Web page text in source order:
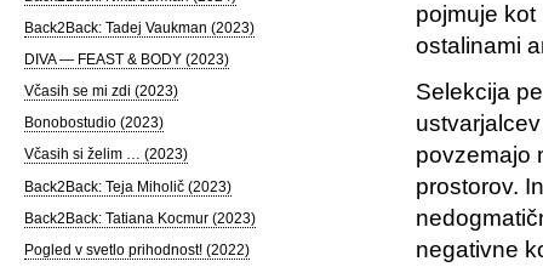
pojmuje
ostalinami
Selekcija
povzemajo
prostorov.
negativne
Back2Back: Tadej Vaukman (2023)
DIVA — FEAST & BODY (2023)
Včasih se mi zdi (2023)
Bonobostudio (2023)
Včasih si želim … (2023)
Back2Back: Teja Miholič (2023)
Back2Back: Tatiana Kocmur (2023)
Pogled v svetlo prihodnost! (2022)